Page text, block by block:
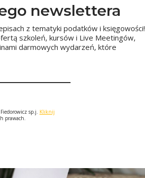
newslettera
z tematyki podatków i księgowości!
szkoleń, kursów i Live Meetingów,
darmowych wydarzeń, które
sp.j. Kliknij
prawach.